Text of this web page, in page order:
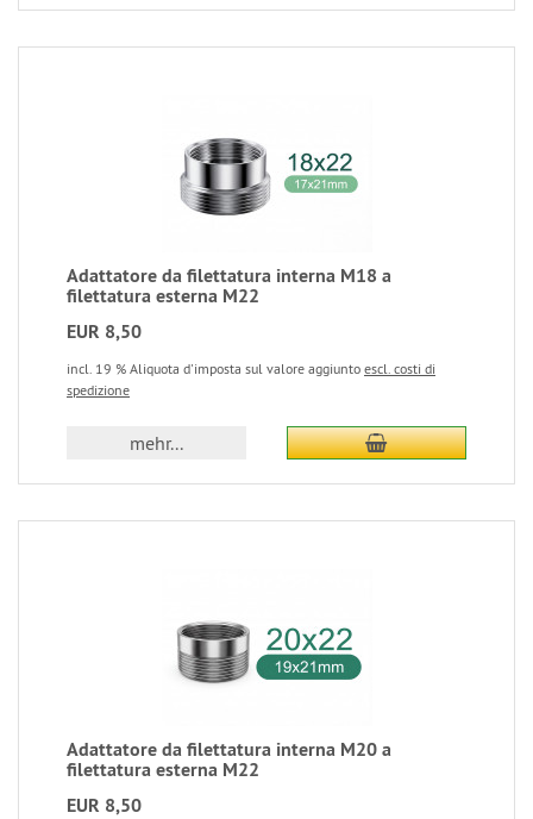
Adattatore da filettatura interna M18 a
filettatura esterna M22
EUR 8,50
incl. 19 % Aliquota d'imposta sul valore aggiunto escl. costi di
spedizione
mehr...
Adattatore da filettatura interna M20 a
filettatura esterna M22
EUR 8,50